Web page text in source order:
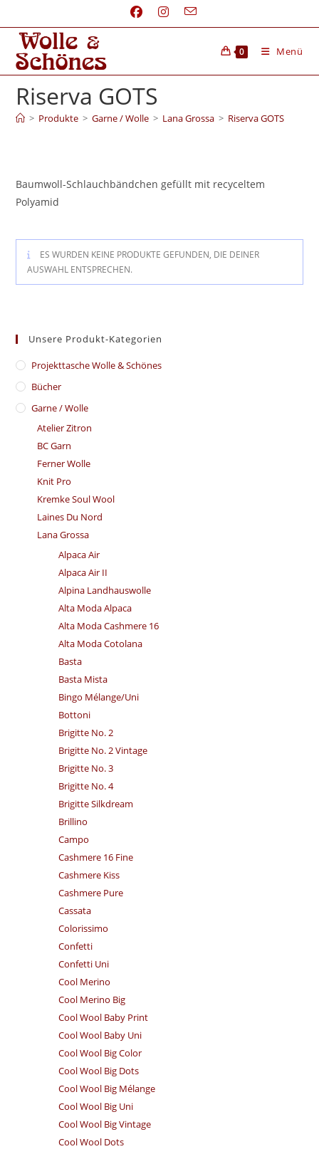
0 Menü
Riserva GOTS
> Produkte > Garne / Wolle > Lana Grossa > Riserva GOTS
Baumwoll-Schlauchbändchen gefüllt mit recyceltem
Polyamid
ES WURDEN KEINE PRODUKTE GEFUNDEN, DIE DEINER
AUSWAHL ENTSPRECHEN.
Unsere Produkt-Kategorien
​Projekttasche Wolle & Schönes
Bücher
Garne / Wolle
Atelier Zitron
BC Garn
Ferner Wolle
Knit Pro
Kremke Soul Wool
Laines Du Nord
Lana Grossa
Alpaca Air
Alpaca Air II
Alpina Landhauswolle
Alta Moda Alpaca
Alta Moda Cashmere 16
Alta Moda Cotolana
Basta
Basta Mista
Bingo Mélange/​Uni
Bottoni
Brigitte No. 2
Brigitte No. 2 Vintage
Brigitte No. 3
Brigitte No. 4
Brigitte Silkdream
Brillino
Campo
Cashmere 16 Fine
Cashmere Kiss
Cashmere Pure
Cassata
Colorissimo
Confetti
Confetti Uni
Cool Merino
Cool Merino Big
Cool Wool Baby Print
Cool Wool Baby Uni
Cool Wool Big Color
Cool Wool Big Dots
Cool Wool Big Mélange
Cool Wool Big Uni
Cool Wool Big Vintage
Cool Wool Dots